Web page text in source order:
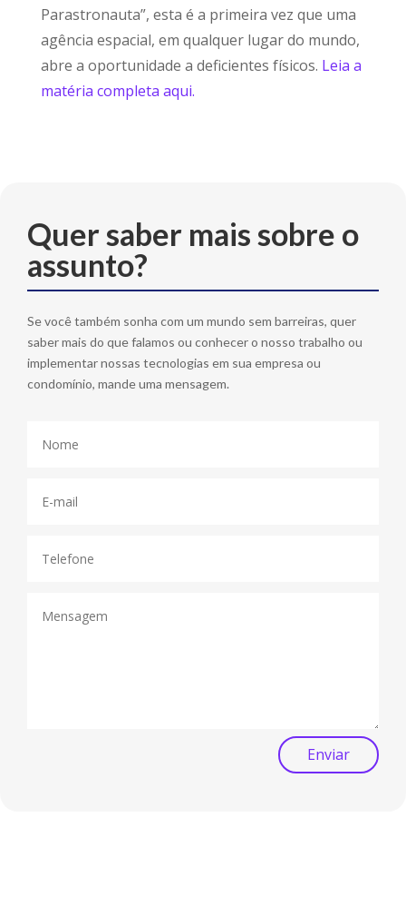
Parastronauta”, esta é a primeira vez que uma
agência espacial, em qualquer lugar do mundo,
abre a oportunidade a deficientes físicos. Leia a
matéria completa aqui.
Quer saber mais sobre o
assunto?
Se você também sonha com um mundo sem barreiras, quer
saber mais do que falamos ou conhecer o nosso trabalho ou
implementar nossas tecnologias em sua empresa ou
condomínio, mande uma mensagem.
Enviar